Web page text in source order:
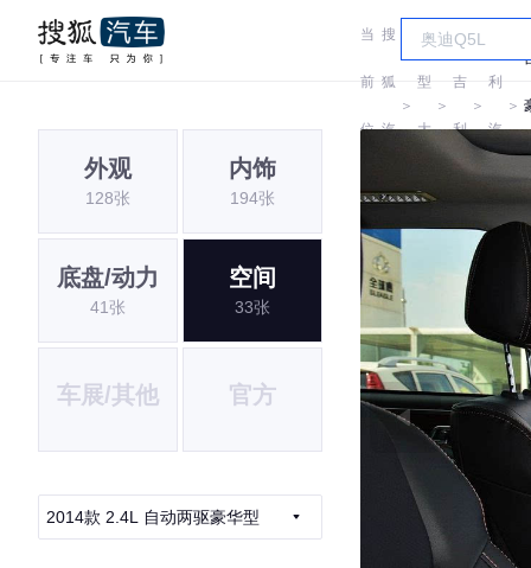
当
前
位
搜
狐
汽
＞
车
型
大
＞
吉
利
＞
利
汽
车
＞
外观
128张
内饰
194张
底盘/动力
41张
空间
33张
车展/其他 官方
2014款 2.4L 自动两驱豪华型